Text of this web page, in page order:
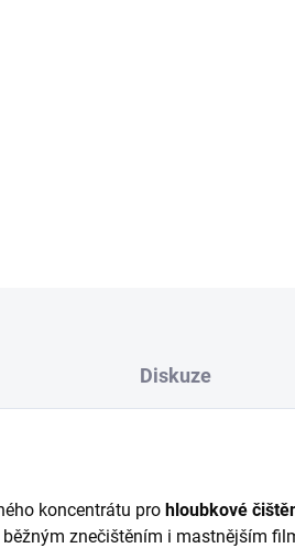
Diskuze
koncentrátu pro hloubkové
znečištěním i mastnějším